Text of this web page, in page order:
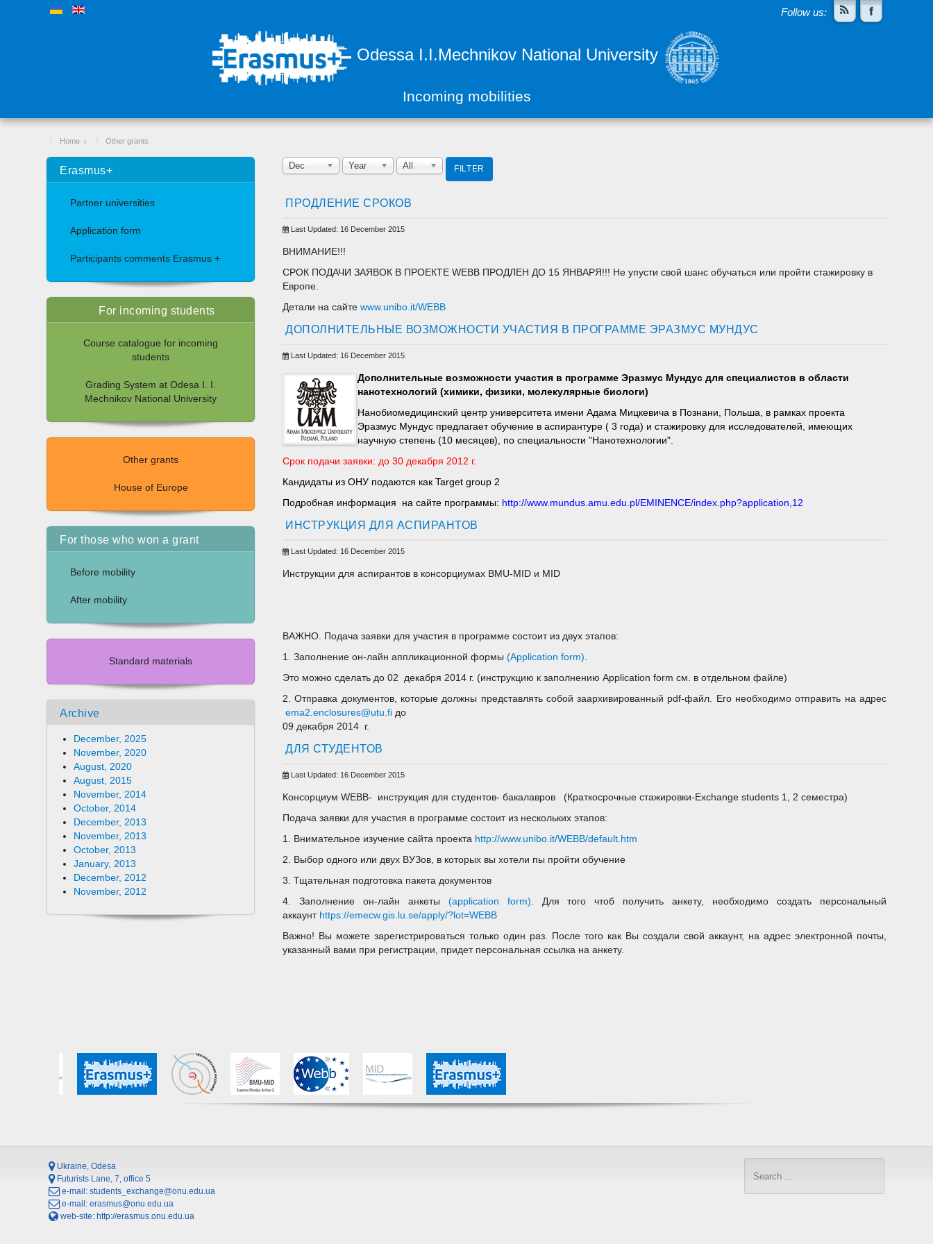
Follow us:
Odessa I.I.Mechnikov National University
Incoming mobilities
Home Other grants
Erasmus+
Partner universities
Application form
Participants comments Erasmus +
For incoming students
Course catalogue for incoming
students
Grading System at Odesa I. I.
Mechnikov National University
Other grants
House of Europe
For those who won a grant
Before mobility
After mobility
Standard materials
Archive
December, 2025
November, 2020
August, 2020
August, 2015
November, 2014
October, 2014
December, 2013
November, 2013
October, 2013
January, 2013
December, 2012
November, 2012
Dec Year All FILTER
ПРОДЛЕНИЕ СРОКОВ
Last Updated: 16 December 2015
ВНИМАНИЕ!!!
СРОК ПОДАЧИ ЗАЯВОК В ПРОЕКТЕ WEBB ПРОДЛЕН ДО 15 ЯНВАРЯ!!! Не упусти свой шанс обучаться или пройти стажировку в
Европе.
Детали на сайтеwww.unibo.it/WEBB
ДОПОЛНИТЕЛЬНЫЕ ВОЗМОЖНОСТИ УЧАСТИЯ В ПРОГРАММЕ ЭРАЗМУС МУНДУС
Last Updated: 16 December 2015
Дополнительные возможности участия в программе Эразмус Мундус для специалистов в области
нанотехнологий (химики, физики, молекулярные биологи)
Нанобиомедицинский центр университета имени Адама Мицкевича в Познани, Польша, в рамках проекта
Эразмус Мундус предлагает обучение в аспирантуре ( 3 года) и стажировку для исследователей, имеющих
научную степень (10 месяцев), по специальности "Нанотехнологии".
Срок подачи заявки: до 30 декабря 2012 г.
Кандидаты из ОНУ подаются как Target group 2
Подробная информация на сайте программы: http://www.mundus.amu.edu.pl/EMINENCE/index.php?application,12
ИНСТРУКЦИЯ ДЛЯ АСПИРАНТОВ
Last Updated: 16 December 2015
Инструкции для аспирантов в консорциумах BMU-MID и MID
ВАЖНО. Подача заявки для участия в программе состоит из двух этапов:
1. Заполнение он-лайн аппликационной формы(Application form).
Это можно сделать до 02 декабря 2014 г. (инструкцию к заполнению Application form см. в отдельном файле)
2. Отправка документов, которые должны представлять собой заархивированный pdf-файл. Его необходимо отправить на адрес
ema2.enclosures@utu.fi до
09 декабря 2014 г.
ДЛЯ СТУДЕНТОВ
Last Updated: 16 December 2015
Консорциум WEBB- инструкция для студентов- бакалавров (Краткосрочные стажировки-Exchange students 1, 2 семестра)
Подача заявки для участия в программе состоит из нескольких этапов:
1. Внимательное изучение сайта проекта http://www.unibo.it/WEBB/default.htm
2. Выбор одного или двух ВУЗов, в которых вы хотели пы пройти обучение
3. Тщательная подготовка пакета документов
4. Заполнение он-лайн анкеты (application form). Для того чтоб получить анкету, необходимо создать персональный
аккаунт https://emecw.gis.lu.se/apply/?lot=WEBB
Важно! Вы можете зарегистрироваться только один раз. После того как Вы создали свой аккаунт, на адрес электронной почты,
указанный вами при регистрации, придет персональная ссылка на анкету.
Ukraine, Odesa
Futurists Lane, 7, office 5
e-mail: students_exchange@onu.edu.ua
e-mail: erasmus@onu.edu.ua
web-site: http://erasmus.onu.edu.ua